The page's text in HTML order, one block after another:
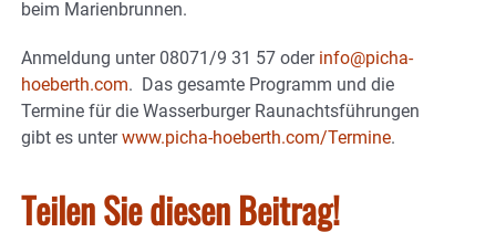
beim Marienbrunnen.
Anmeldung unter 08071/9 31 57 oder info@picha-
hoeberth.com. Das gesamte Programm und die
Termine für die Wasserburger Raunachtsführungen
gibt es unterwww.picha-hoeberth.com/Termine.
Teilen Sie diesen Beitrag!